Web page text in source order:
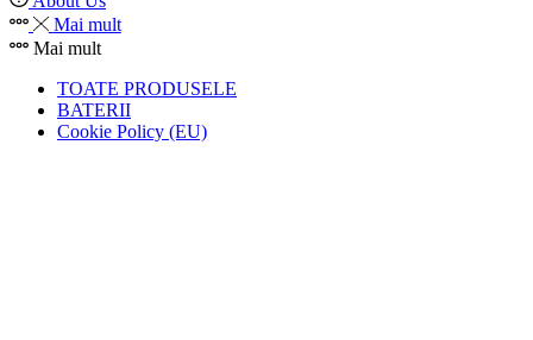
Mai mult
Mai mult
TOATE PRODUSELE
BATERII
Cookie Policy (EU)